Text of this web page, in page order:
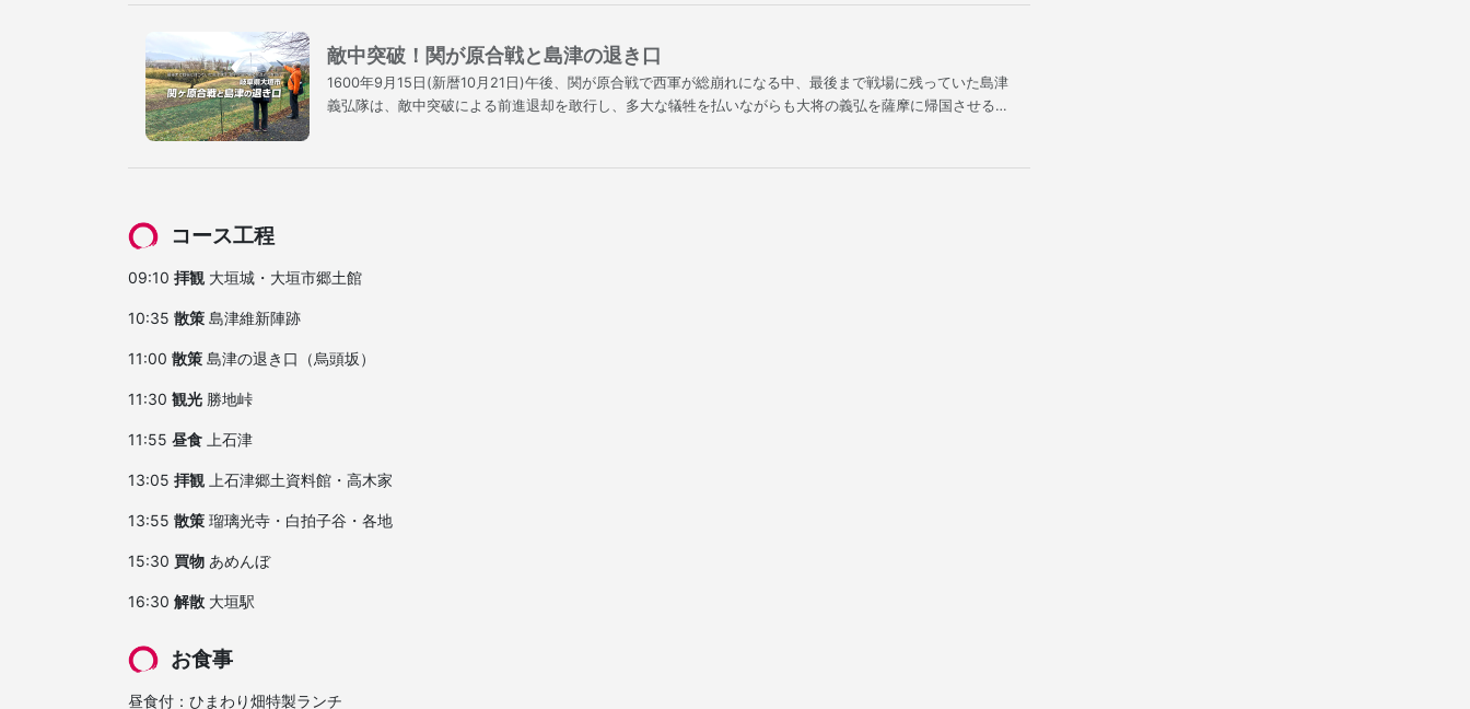
コース工程
09:10 拝観 大垣城・大垣市郷土館
10:35 散策 島津維新陣跡
11:00 散策 島津の退き口（烏頭坂）
11:30 観光 勝地峠
11:55 昼食 上石津
13:05 拝観 上石津郷土資料館・高木家
13:55 散策 瑠璃光寺・白拍子谷・各地
15:30 買物 あめんぼ
16:30 解散 大垣駅
お食事
昼食付：ひまわり畑特製ランチ